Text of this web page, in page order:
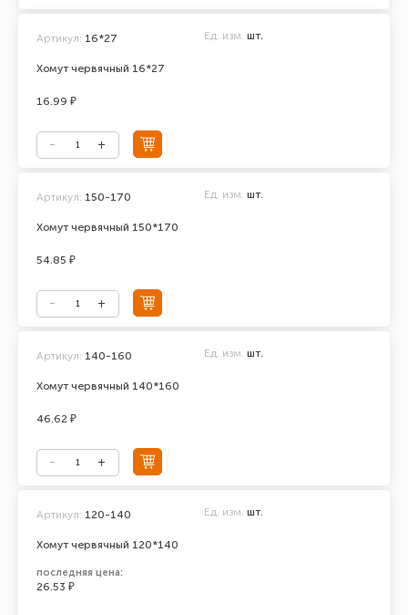
Хомут червячный 16*27
Артикул: 16*27 Ед. изм. шт.
16.99 ₽
Хомут червячный 150*170
Артикул: 150-170 Ед. изм. шт.
54.85 ₽
Хомут червячный 140*160
Артикул: 140-160 Ед. изм. шт.
46.62 ₽
Хомут червячный 120*140
Артикул: 120-140 Ед. изм. шт.
последняя цена:
26.53 ₽